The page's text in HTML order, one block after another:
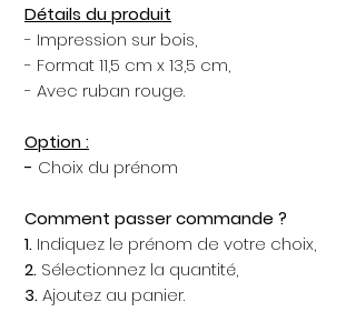
Détails du produit
- Impression sur bois,
- Format 11,5 cm x 13,5 cm,
- Avec ruban rouge.
Option :
- Choix du prénom
Comment passer commande ?
1. Indiquez le prénom de votre choix,
2. Sélectionnez la quantité,
3.Ajoutez au panier.